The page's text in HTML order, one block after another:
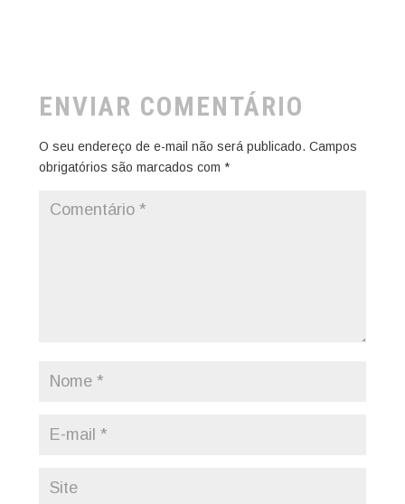
ENVIAR COMENTÁRIO
O seu endereço de e-mail não será publicado. Campos
obrigatórios são marcados com *